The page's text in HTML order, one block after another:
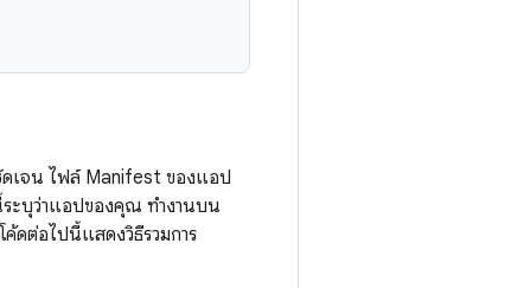
เจน ไฟล์ Manifest ของแอป
ระบุว่าแอปของคุณ ทำงานบน
ดต่อไปนี้แสดงวิธีรวมการ